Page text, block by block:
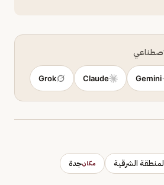
Gemini
Claude
Grok
الشرقية مكانجدة